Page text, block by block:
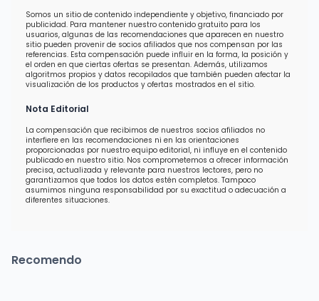
Somos un sitio de contenido independiente y objetivo, financiado por
publicidad. Para mantener nuestro contenido gratuito para los
usuarios, algunas de las recomendaciones que aparecen en nuestro
sitio pueden provenir de socios afiliados que nos compensan por las
referencias. Esta compensación puede influir en la forma, la posición y
el orden en que ciertas ofertas se presentan. Además, utilizamos
algoritmos propios y datos recopilados que también pueden afectar la
visualización de los productos y ofertas mostrados en el sitio.
Nota Editorial
La compensación que recibimos de nuestros socios afiliados no
interfiere en las recomendaciones ni en las orientaciones
proporcionadas por nuestro equipo editorial, ni influye en el contenido
publicado en nuestro sitio. Nos comprometemos a ofrecer información
precisa, actualizada y relevante para nuestros lectores, pero no
garantizamos que todos los datos estén completos. Tampoco
asumimos ninguna responsabilidad por su exactitud o adecuación a
diferentes situaciones.
Recomendo